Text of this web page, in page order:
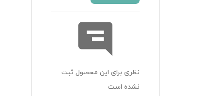
نظری برای این محصول ثبت
نشده است